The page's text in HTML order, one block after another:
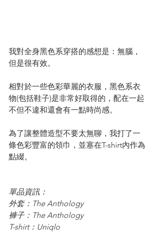
我對全身黑色系穿搭的感想是：無腦，
但是很有效。
相對於一些色彩華麗的衣服，黑色系衣
物(包括鞋子)是非常好取得的，配在一起
不但不違和還會有一點時尚感。
為了讓整體造型不要太無聊，我打了一
條色彩豐富的領巾，並塞在T-shirt內作為
點綴。
單品資訊：
外套：The Anthology
褲子：The Anthology
T-shirt：Uniqlo